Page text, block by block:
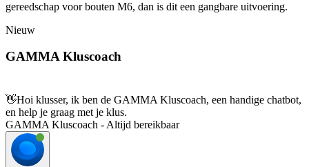
gereedschap voor bouten M6, dan is dit een gangbare uitvoering.
Nieuw
GAMMA Kluscoach
👋Hoi klusser, ik ben de GAMMA Kluscoach, een handige chatbot,
en help je graag met je klus.
GAMMA Kluscoach - Altijd bereikbaar